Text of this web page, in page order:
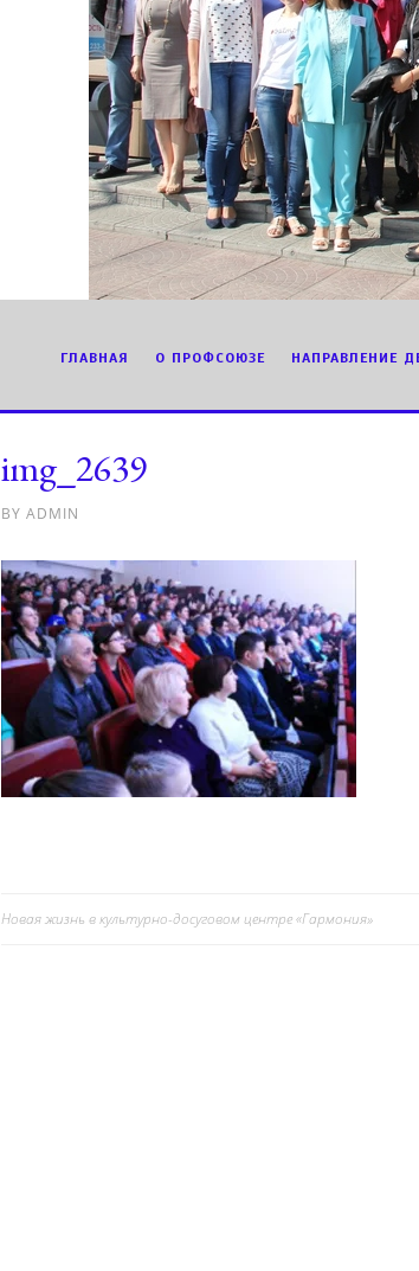
ГЛАВНАЯ О ПРОФСОЮЗЕ НАПРАВЛЕНИЕ
img_2639
BY ADMIN
Навигация
Новая жизнь в культурно-досуговом центре «Гармония»